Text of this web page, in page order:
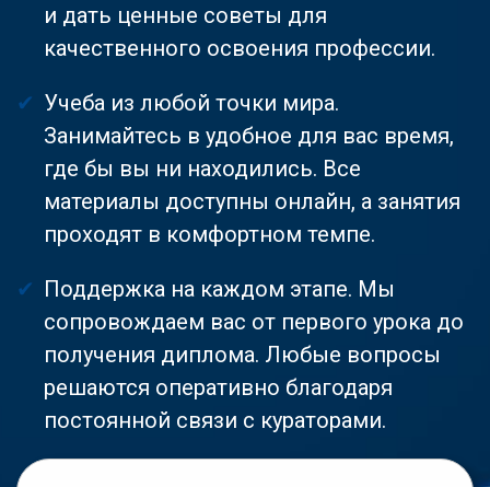
и дать ценные советы для
качественного освоения профессии.
Учеба из любой точки мира.
Занимайтесь в удобное для вас время,
где бы вы ни находились. Все
материалы доступны онлайн, а занятия
проходят в комфортном темпе.
Поддержка на каждом этапе. Мы
сопровождаем вас от первого урока до
получения диплома. Любые вопросы
решаются оперативно благодаря
постоянной связи с кураторами.